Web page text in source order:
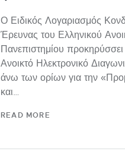
Ο Ειδικός Λογαριασμός
Έρευνας του Ελληνικού
Πανεπιστημίου προκηρύσσει
Ανοικτό Ηλεκτρονικό
άνω των ορίων για την
και…
READ MORE